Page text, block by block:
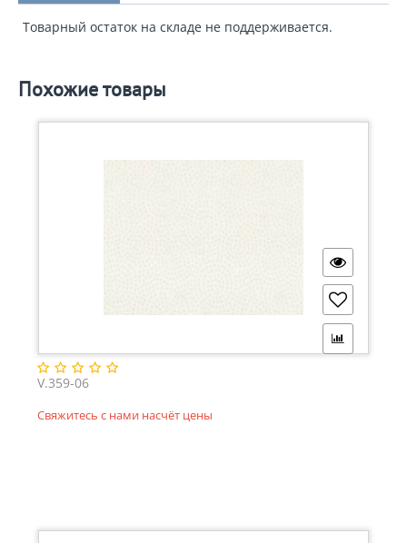
Товарный остаток на складе не поддерживается.
Похожие товары
V.359-06
Свяжитесь с нами насчёт цены